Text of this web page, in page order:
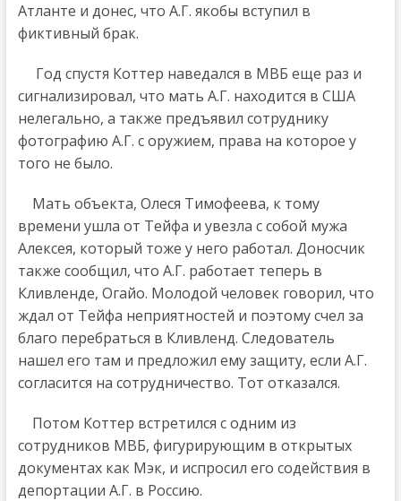
Атланте и донес, что А.Г. якобы вступил в
фиктивный брак.
Год спустя Коттер наведался в МВБ еще раз и
сигнализировал, что мать А.Г. находится в США
нелегально, а также предъявил сотруднику
фотографию А.Г. с оружием, права на которое у
того не было.
Мать объекта, Олеся Тимофеева, к тому
времени ушла от Тейфа и увезла с собой мужа
Алексея, который тоже у него работал. Доносчик
также сообщил, что А.Г. работает теперь в
Кливленде, Огайо. Молодой человек говорил, что
ждал от Тейфа неприятностей и поэтому счел за
благо перебраться в Кливленд. Следователь
нашел его там и предложил ему защиту, если А.Г.
согласится на сотрудничество. Тот отказался.
Потом Коттер встретился с одним из
сотрудников МВБ, фигурирующим в открытых
документах как Мэк, и испросил его содействия в
депортации А.Г. в Россию.